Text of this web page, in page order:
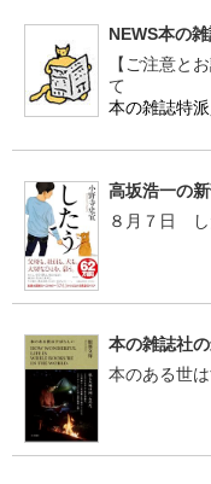
NEWS本の
【ご注意と
て
本の雑誌特派
高坂浩一の新
８月７日 し
本の雑誌社
本のある世